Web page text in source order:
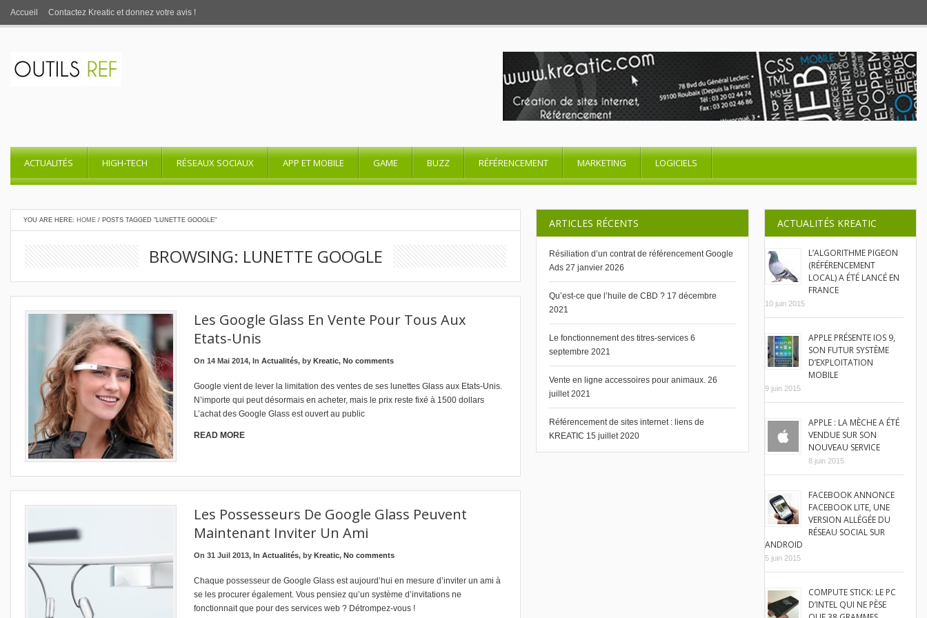
Accueil Contactez Kreatic et donnez votre avis !
ACTUALITÉS HIGH-TECH RÉSEAUX SOCIAUX APP ET MOBILE GAME BUZZ RÉFÉRENCEMENT MARKETING LOGICIELS
YOU ARE HERE: HOME / POSTS TAGGED "LUNETTE GOOGLE"
BROWSING: LUNETTE GOOGLE
Les Google Glass En Vente Pour Tous Aux
Etats-Unis
On 14 Mai 2014, In Actualités, by Kreatic, No comments
Google vient de lever la limitation des ventes de ses lunettes Glass aux Etats-Unis.
N’importe qui peut désormais en acheter, mais le prix reste fixé à 1500 dollars
L’achat des Google Glass est ouvert au public
READ MORE
Les Possesseurs De Google Glass Peuvent
Maintenant Inviter Un Ami
On 31 Juil 2013, In Actualités, by Kreatic, No comments
Chaque possesseur de Google Glass est aujourd’hui en mesure d’inviter un ami à
se les procurer également. Vous pensiez qu’un système d’invitations ne
fonctionnait que pour des services web ? Détrompez-vous !
ACTUALITÉS KREATIC
L’ALGORITHME PIGEON
(RÉFÉRENCEMENT
LOCAL) A ÉTÉ LANCÉ EN
FRANCE
10 juin 2015
APPLE PRÉSENTE IOS 9,
SON FUTUR SYSTÈME
D’EXPLOITATION
MOBILE
9 juin 2015
APPLE : LA MÈCHE A ÉTÉ
VENDUE SUR SON
NOUVEAU SERVICE
8 juin 2015
FACEBOOK ANNONCE
FACEBOOK LITE, UNE
VERSION ALLÉGÉE DU
RÉSEAU SOCIAL SUR
ANDROID
5 juin 2015
COMPUTE STICK: LE PC
D’INTEL QUI NE PÈSE
ARTICLES RÉCENTS
Résiliation d’un contrat de référencement Google
Ads 27 janvier 2026
Qu’est-ce que l’huile de CBD ? 17 décembre
2021
Le fonctionnement des titres-services 6
septembre 2021
Vente en ligne accessoires pour animaux. 26
juillet 2021
Référencement de sites internet : liens de
KREATIC 15 juillet 2020